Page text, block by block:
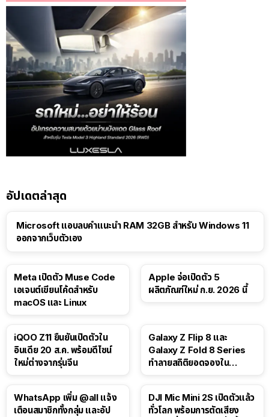
อัปเดตล่าสุด
Microsoft แอบลบคำแนะนำ RAM 32GB สำหรับ Windows 11
ออกจากเว็บตัวเอง
Meta เปิดตัว Muse Code
เอเจนต์เขียนโค้ดสำหรับ
macOS และ Linux
Apple จ่อเปิดตัว 5
ผลิตภัณฑ์ใหม่ ก.ย. 2026 นี้
iQOO Z11 ยืนยันเปิดตัวใน
อินเดีย 20 ส.ค. พร้อมดีไซน์
ใหม่ต่างจากรุ่นจีน
Galaxy Z Flip 8 และ
Galaxy Z Fold 8 Series
ทำลายสถิติยอดจองใน
WhatsApp เพิ่ม @all แจ้ง
เตือนสมาชิกทั้งกลุ่ม และอัป
DJI Mic Mini 2S เปิดตัวแล้ว
ทั่วโลก พร้อมการตัดเสียง